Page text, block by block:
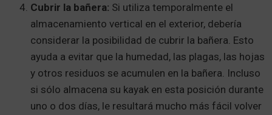
Cubrir la bañera: Si utiliza temporalmente el
almacenamiento vertical en el exterior, debería
considerar la posibilidad de cubrir la bañera. Esto
ayuda a evitar que la humedad, las plagas, las hojas
y otros residuos se acumulen en la bañera. Incluso
si sólo almacena su kayak en esta posición durante
uno o dos días, le resultará mucho más fácil volver